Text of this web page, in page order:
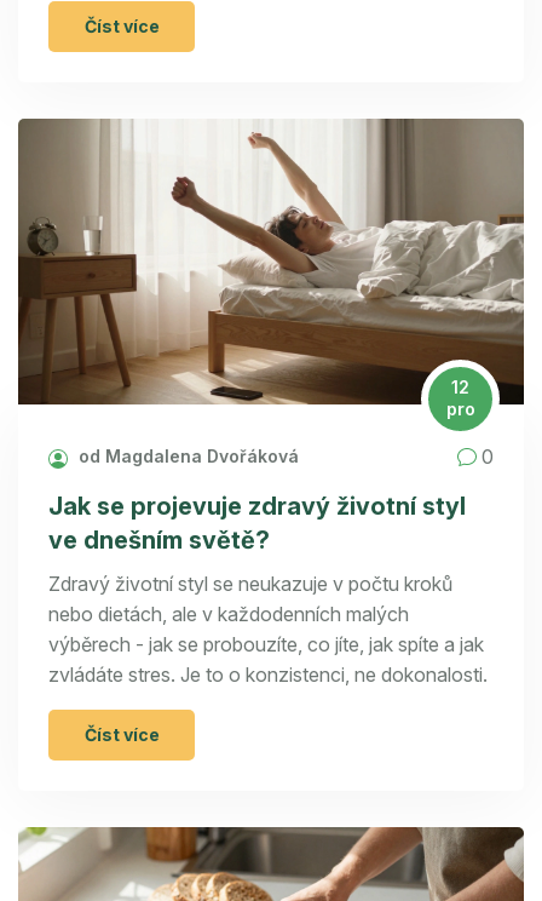
Číst více
12
pro
od Magdalena Dvořáková 0
Jak se projevuje zdravý životní styl
ve dnešním světě?
Zdravý životní styl se neukazuje v počtu kroků
nebo dietách, ale v každodenních malých
výběrech - jak se probouzíte, co jíte, jak spíte a jak
zvládáte stres. Je to o konzistenci, ne dokonalosti.
Číst více